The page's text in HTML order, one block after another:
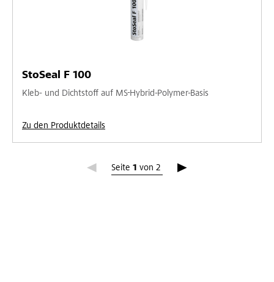
StoSeal F 100
Kleb- und Dichtstoff auf MS-Hybrid-Polymer-Basis
Zu den Produktdetails
Seite 1 von 2
Seite 1